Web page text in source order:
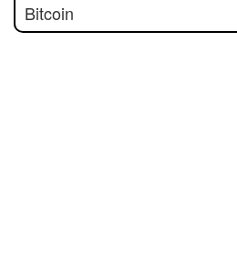
Bitcoin